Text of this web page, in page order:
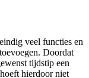
veel functies en
Doordat
tijdstip een
hierdoor niet